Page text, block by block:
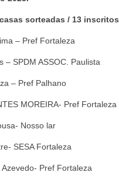
sorteadas / 13 inscritos
– Pref Fortaleza
– SPDM ASSOC. Paulista
– Pref Palhano
MOREIRA- Pref Fortaleza
Nosso lar
SESA Fortaleza
Pref Fortaleza